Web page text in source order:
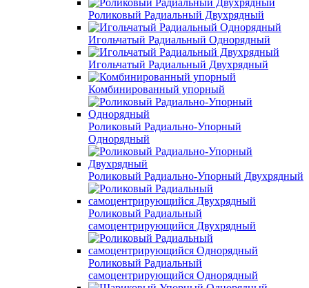
Роликовый Радиальный Двухрядный
Игольчатый Радиальный Однорядный
Игольчатый Радиальный Двухрядный
Комбинированный упорный
Роликовый Радиально-Упорный
Однорядный
Роликовый Радиально-Упорный Двухрядный
Роликовый Радиальный
самоцентрирующийся Двухрядный
Роликовый Радиальный
самоцентрирующийся Однорядный